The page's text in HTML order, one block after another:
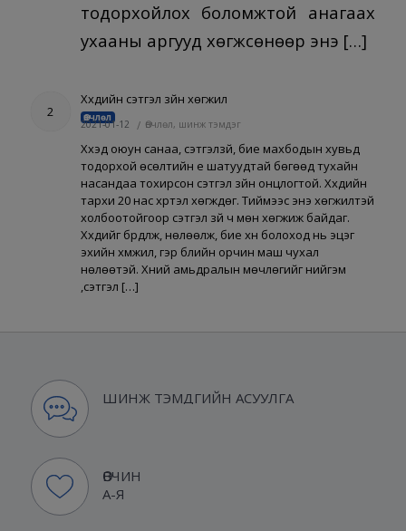
тодорхойлох боломжтой анагаах
ухааны аргууд хөгжсөнөөр энэ […]
2
Хүүхдийн сэтгэл зүйн хөгжил
Өвчлөл
2021-01-12 / Өвчлөл, шинж тэмдэг
Хүүхэд оюун санаа, сэтгэлзүй, бие махбодын хувьд
тодорхой өсөлтийн үе шатуудтай бөгөөд тухайн
насандаа тохирсон сэтгэл зүйн онцлогтой. Хүүхдийн
тархи 20 нас хүртэл хөгждөг. Тиймээс энэ хөгжилтэй
холбоотойгоор сэтгэл зүй ч мөн хөгжиж байдаг.
Хүүхдийг бүрдүүлж, нөлөөлж, бие хүн болоход нь эцэг
эхийн хүмүүжил, гэр бүлийн орчин маш чухал
нөлөөтэй. Хүний амьдралын мөчлөгийг нийгэм
,сэтгэл […]
ШИНЖ ТЭМДГИЙН АСУУЛГА
ӨВЧИН
А-Я